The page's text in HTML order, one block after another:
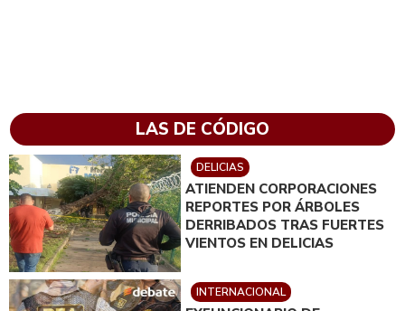
LAS DE CÓDIGO
DELICIAS
ATIENDEN CORPORACIONES
REPORTES POR ÁRBOLES
DERRIBADOS TRAS FUERTES
VIENTOS EN DELICIAS
INTERNACIONAL